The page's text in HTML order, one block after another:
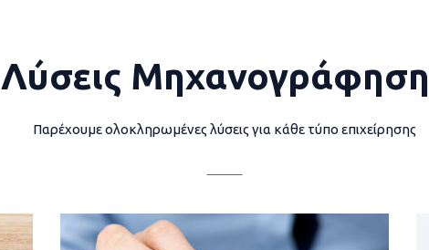
Λύσεις
Παρέχουμε ολοκληρωμένες λύσεις για κάθε τύπο επιχείρησης